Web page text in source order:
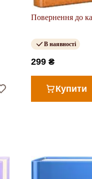
Повернення до
В наявності
299 ₴
Купити